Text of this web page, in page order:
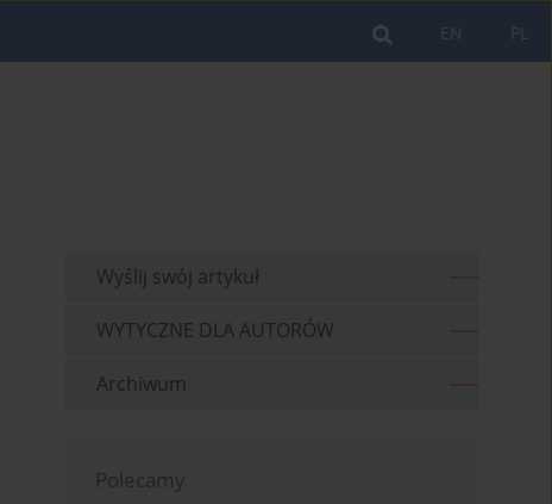
PL
EN
Wyślij swój artykuł
WYTYCZNE DLA AUTORÓW
Archiwum
Polecamy